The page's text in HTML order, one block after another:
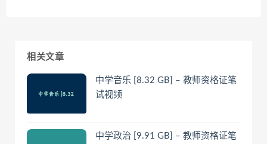
相关文章
中学音乐 [8.32 GB] – 教师资格证笔
试视频
中学政治 [9.91 GB] – 教师资格证笔